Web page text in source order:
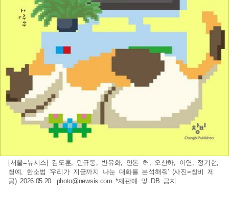
[서울=뉴시스] 김도훈, 민규동, 반유화, 안톤 허, 오산하, 이연, 정기현,
청예, 한소범 '우리가 지금까지 나눈 대화를 분석해줘' (사진=창비 제
공) 2026.05.20. photo@newsis.com *재판매 및 DB 금지